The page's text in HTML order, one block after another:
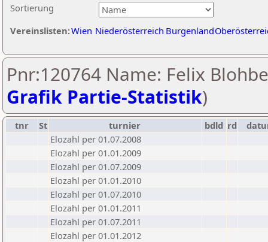
Sortierung
Vereinslisten:Wien Niederösterreich Burgenland
Pnr:120764 Name: Felix
Grafik Partie-Statistik)
tnr St turnier bdld rd
Elozahl per 01.07.2008
Elozahl per 01.01.2009
Elozahl per 01.07.2009
Elozahl per 01.01.2010
Elozahl per 01.07.2010
Elozahl per 01.01.2011
Elozahl per 01.07.2011
Elozahl per 01.01.2012